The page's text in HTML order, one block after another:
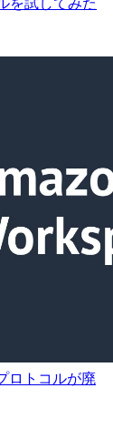
ロトコルが廃